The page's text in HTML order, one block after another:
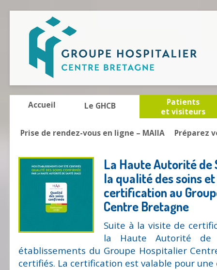
Accueil Le GHCB
Patients
et visiteurs
Prise de rendez-vous en ligne – MAIIA
Préparez
La Haute Autorité de
la qualité des soins
certification au
Centre Bretagne
Suite à la visite de
la Haute Autorité de
établissements du Groupe Hospitalier
certifiés. La certification est valable pour une